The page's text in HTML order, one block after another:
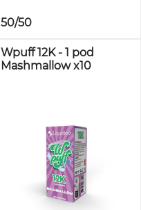
50/50
Wpuff 12K - 1 pod
Mashmallow x10